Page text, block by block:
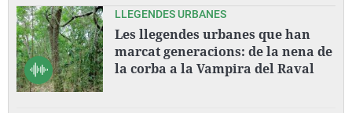
LLEGENDES URBANES
Les llegendes urbanes que han
marcat generacions: de la nena de
la corba a la Vampira del Raval